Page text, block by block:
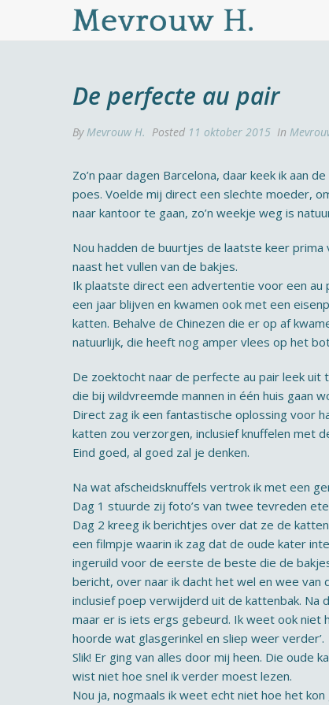
De perfecte au pair
ByMevrouw H. Posted 11 oktober 2015 In
Zo’n paar dagen Barcelona, daar keek ik aan
poes. Voelde mij direct een slechte moeder,
naar kantoor te gaan, zo’n weekje weg is
Nou hadden de buurtjes de laatste keer
naast het vullen van de bakjes.
Ik plaatste direct een advertentie voor een au
een jaar blijven en kwamen ook met een
katten. Behalve de Chinezen die er op af
natuurlijk, die heeft nog amper vlees op het
De zoektocht naar de perfecte au pair leek
die bij wildvreemde mannen in één huis gaan
Direct zag ik een fantastische oplossing voor
katten zou verzorgen, inclusief knuffelen met
Eind goed, al goed zal je denken.
Na wat afscheidsknuffels vertrok ik met een
Dag 1 stuurde zij foto’s van twee tevreden
Dag 2 kreeg ik berichtjes over dat ze de
een filmpje waarin ik zag dat de oude kater
ingeruild voor de eerste de beste die de
bericht, over naar ik dacht het wel en wee
inclusief poep verwijderd uit de kattenbak. Na
maar er is iets ergs gebeurd. Ik weet ook niet
hoorde wat glasgerinkel en sliep weer verder’.
Slik! Er ging van alles door mij heen. Die
wist niet hoe snel ik verder moest lezen.
Nou ja, nogmaals ik weet echt niet hoe het